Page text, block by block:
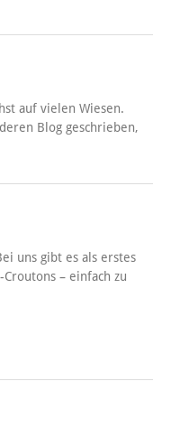
auf vielen Wiesen.
Blog geschrieben,
uns gibt es als erstes
– einfach zu